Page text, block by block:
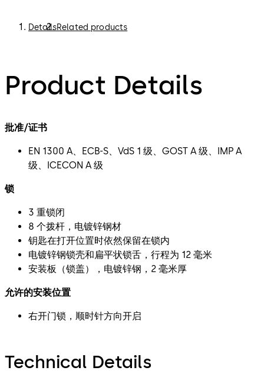
DetailsRelated products
Product Details
批准/证书
EN 1300 A、ECB-S、VdS 1 级、GOST A 级、IMP A
级、ICECON A 级
锁
3 重锁闭
8 个拨杆，电镀锌钢材
钥匙在打开位置时依然保留在锁内
电镀锌钢锁壳和扁平状锁舌，行程为 12 毫米
安装板（锁盖），电镀锌钢，2 毫米厚
允许的安装位置
右开门锁，顺时针方向开启
Technical Details